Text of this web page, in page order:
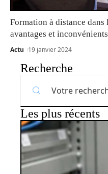
Formation à distance dans
avantages et inconvénients
Actu 19 janvier 2024
Recherche
Les plus récents